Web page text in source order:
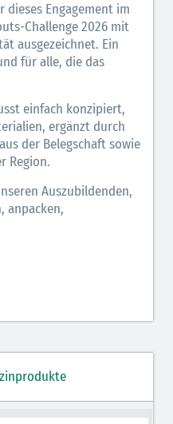
dieses Engagement im
Challenge 2026 mit
ausgezeichnet. Ein
für alle, die das
einfach konzipiert,
ergänzt durch
der Belegschaft sowie
Region.
Auszubildenden,
anpacken,